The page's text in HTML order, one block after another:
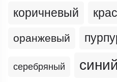
коричневый
оранжевый
серебряный синий